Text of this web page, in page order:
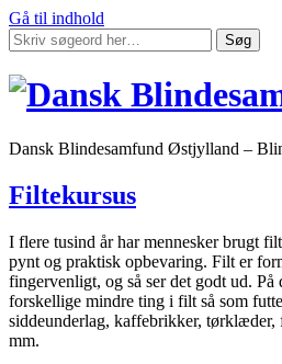
Gå til indhold
Søg
Dansk Blindesamfund Østjylland –
Filtekursus
I flere tusind år har mennesker brugt
pynt og praktisk opbevaring. Filt er
fingervenligt, og så ser det godt ud. På
forskellige mindre ting i filt så som
siddeunderlag, kaffebrikker, tørklæder,
mm.